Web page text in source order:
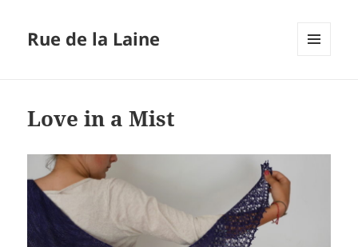
Rue de la Laine
Love in a Mist